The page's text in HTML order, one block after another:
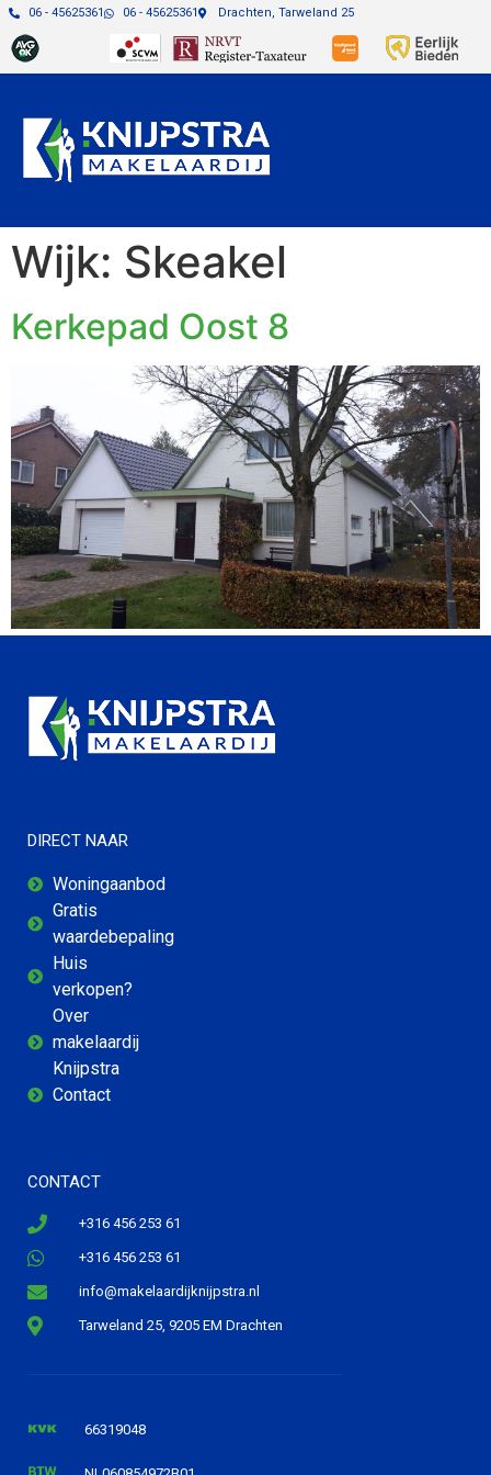
06 - 45625361 06 - 45625361 Drachten, Tarweland 25
Wijk: Skeakel
Kerkepad Oost 8
DIRECT NAAR
Woningaanbod
Gratis
waardebepaling
Huis
verkopen?
Over
makelaardij
Knijpstra
Contact
CONTACT
+316 456 253 61
+316 456 253 61
info@makelaardijknijpstra.nl
Tarweland 25, 9205 EM Drachten
66319048